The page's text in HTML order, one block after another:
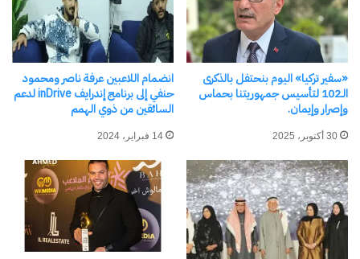
رأس سدر، وأبو رديس، وأبو زنيمة، ويتم تنفيذ هذا
المشروع الهام، بتنفيذ الجيش الثالث الميداني، بتكلفة
تصل إلى 172 مليون جنيه، مما يعزز من مرونة البنية
التحتية في مواجهة الظواهر الطبيعية.
2. الحماية البحرية والبنية التجارية: العمل جاري على
مشروع حماية رأس كاتي والحائط السندي للسوق
التجاري وسلم الطوارئ بشاطئ البحر في هضبة أم
السيد، لتأمين المنطقة الحيوية اقتصاديًا وسياحيًا،
بتمويل من جهاز التعمير.